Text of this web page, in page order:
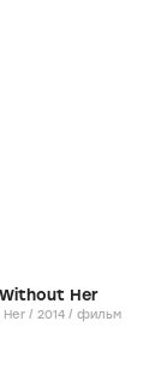
Her
America: Imagine a World Without Her / 2014 / фильм